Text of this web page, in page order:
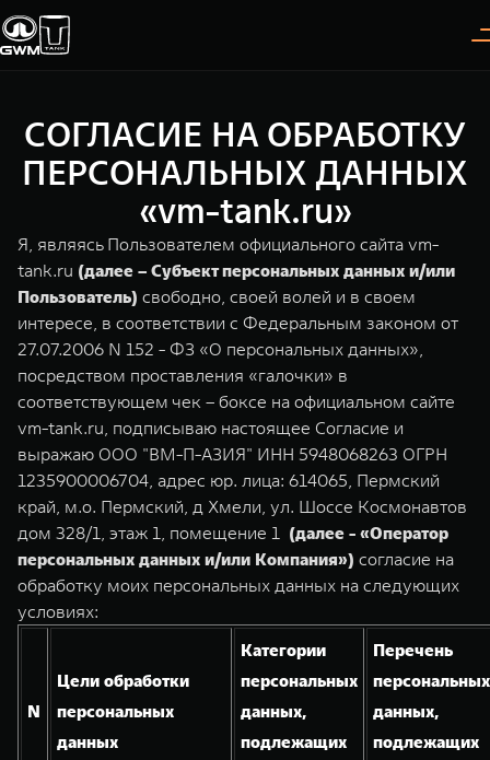
Модели
TANK 300
Следуй за открытиями
от 3 999 000 ₽
TANK 400
За пределы возможного
от 5 599 000 ₽
TANK 500
Веди за собой
от 6 499 000 ₽
TANK 700
Сила признания
от 10 199 000 ₽
Покупателям
ВЫБОР АВТОМОБИЛЯ
Спецпредложения
Конфигуратор
Тест-драйв
Зарядные станции
ПОКУПКА АВТОМОБИЛЯ
TANK Финансы
Корпоративным клиентам
TANK ФИНАНСЫ
TANK Лизинг
Владельцам
ГАРАНТИЯ И ПОДДЕРЖКА
Гарантия
Помощь на дороге
Калькулятор ТО
Нулевое ТО
Сервис
Специальные предложения
Моторные масла
Цифровые сервисы TANK
О дилере
О нас
35 лет GWM
GWM ТЕХ ДЕНЬ
Новости
СОГЛАСИЕ НА ОБРАБОТКУ
ПЕРСОНАЛЬНЫХ ДАННЫХ
«vm-tank.ru»
Я, являясь Пользователем официального сайта vm-
tank.ru (далее – Субъект персональных данных и/или
Пользователь) свободно, своей волей и в своем
интересе, в соответствии с Федеральным законом от
27.07.2006 N 152 - ФЗ «О персональных данных»,
посредством проставления «галочки» в
соответствующем чек – боксе на официальном сайте
vm-tank.ru, подписываю настоящее Согласие и
выражаю ООО "ВМ-П-АЗИЯ" ИНН 5948068263 ОГРН
1235900006704, адрес юр. лица: 614065, Пермский
край, м.о. Пермский, д Хмели, ул. Шоссе Космонавтов
дом 328/1, этаж 1, помещение 1 (далее - «Оператор
персональных данных и/или Компания») согласие на
обработку моих персональных данных на следующих
условиях:
N
Цели обработки
персональных
данных
Категории
персональных
данных,
подлежащих
Перечень
персональных
данных,
подлежащих